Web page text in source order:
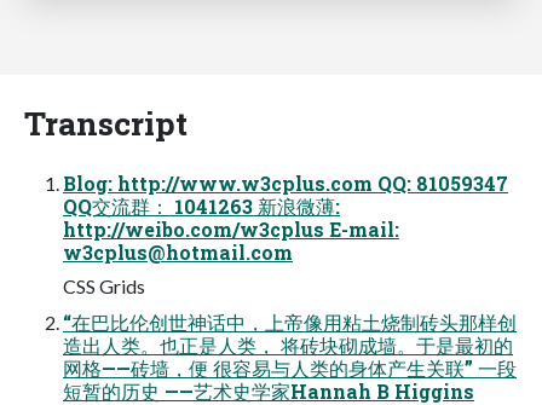
Transcript
Blog: http://www.w3cplus.com QQ: 81059347
QQ交流群： 1041263 新浪微薄:
http://weibo.com/w3cplus E-mail:
w3cplus@hotmail.com
CSS Grids
“在巴比伦创世神话中，上帝像用粘土烧制砖头那样创
造出人类。也正是人类， 将砖块砌成墙。于是最初的
网格——砖墙，便 很容易与人类的身体产生关联” 一段
短暂的历史 ——艺术史学家Hannah B Higgins